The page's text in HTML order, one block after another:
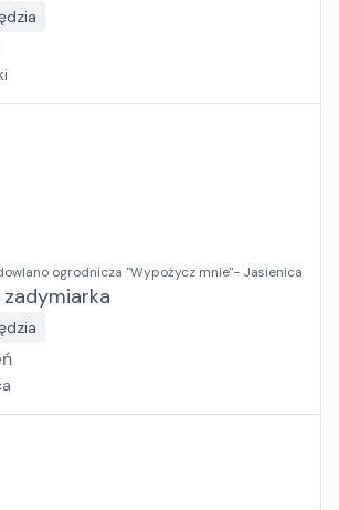
ogrodnicza "Wypożycz mnie"- Jasienica